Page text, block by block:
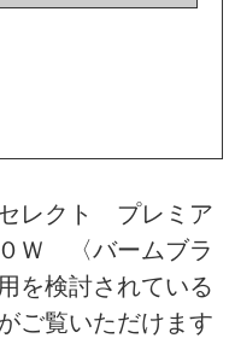
レクト プレミア
Ｗ 〈バームブラ
を検討されている
ご覧いただけます